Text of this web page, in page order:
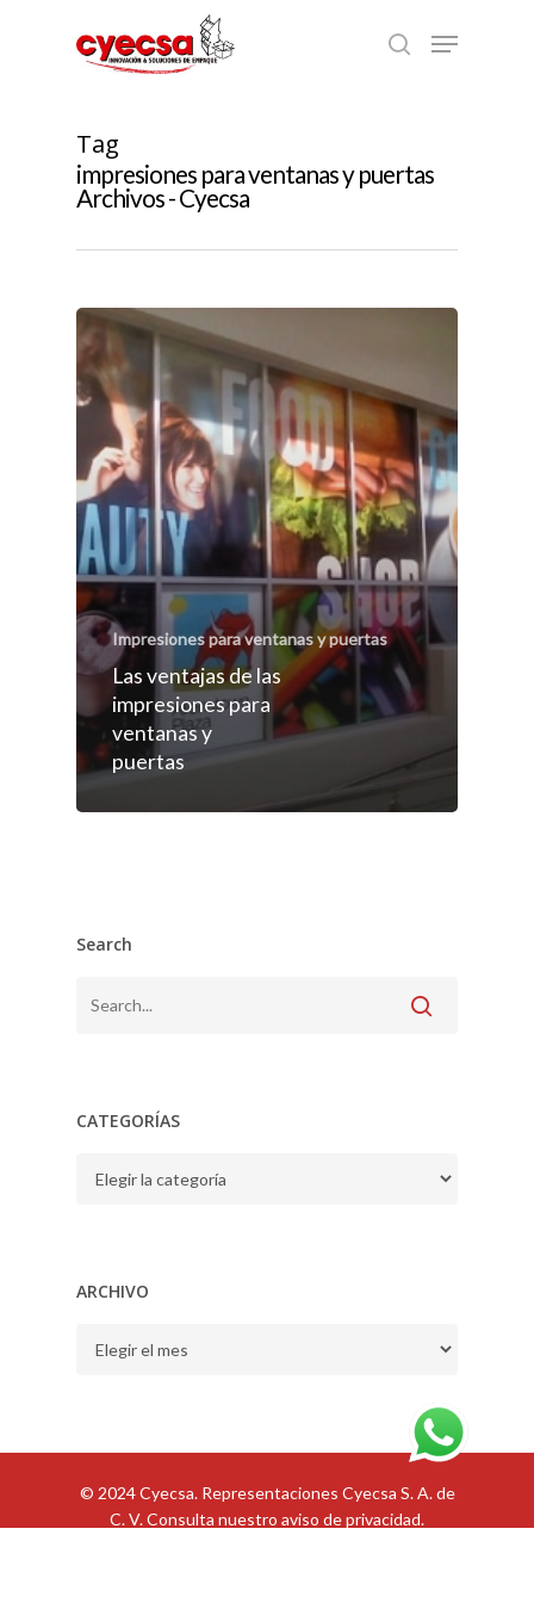
search
Menu
Tag
impresiones para ventanas y puertas
Archivos - Cyecsa
Impresiones para ventanas y puertas
Las ventajas de las
impresiones para
ventanas y
puertas
Search
CATEGORÍAS
ARCHIVO
© 2024 Cyecsa. Representaciones Cyecsa S. A. de
C. V. Consulta nuestro aviso de privacidad.